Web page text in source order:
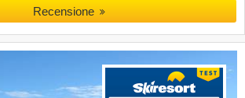
Recensione